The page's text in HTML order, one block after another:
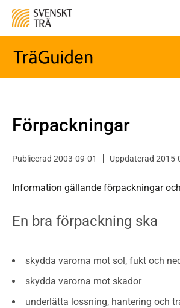
Förpackningar
Publicerad 2003-09-01 Uppdaterad 2015-
Information gällande förpackningar
En bra förpackning ska
skydda varorna mot sol, fukt och
skydda varorna mot skador
underlätta lossning, hantering och